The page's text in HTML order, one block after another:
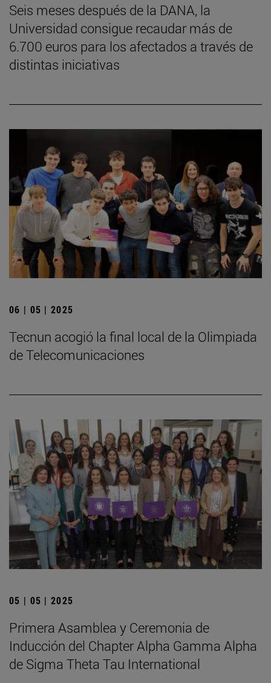
Seis meses después de la DANA, la
Universidad consigue recaudar más de
6.700 euros para los afectados a través de
distintas iniciativas
06 | 05 | 2025
­Tecnun acogió la final local de la Olimpiada
de Telecomunicaciones
05 | 05 | 2025
Primera Asamblea y Ceremonia de
Inducción del Chapter Alpha Gamma Alpha
de Sigma Theta Tau International